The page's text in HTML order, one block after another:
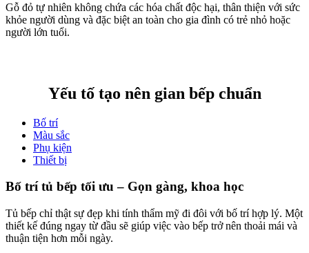
Gỗ đỏ tự nhiên không chứa các hóa chất độc hại, thân thiện với sức
khỏe người dùng và đặc biệt an toàn cho gia đình có trẻ nhỏ hoặc
người lớn tuổi.
Yếu tố tạo nên gian bếp chuẩn
Bố trí
Màu sắc
Phụ kiện
Thiết bị
Bố trí tủ bếp tối ưu – Gọn gàng, khoa học
Tủ bếp chỉ thật sự đẹp khi tính thẩm mỹ đi đôi với bố trí hợp lý. Một
thiết kế đúng ngay từ đầu sẽ giúp việc vào bếp trở nên thoải mái và
thuận tiện hơn mỗi ngày.